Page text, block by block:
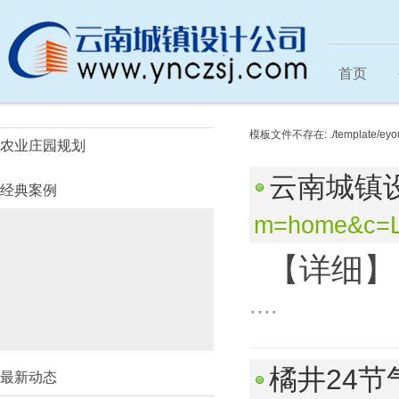
首页
总规控详
农业庄园规划
经典案例
最新动态
模板文件不存在: ./template/
云南城镇
【详细】
....
橘井24节